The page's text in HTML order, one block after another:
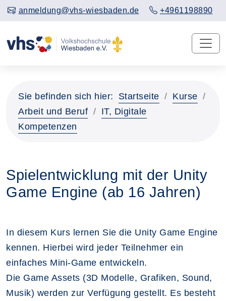
anmeldung@vhs-wiesbaden.de +4961198890
Sie befinden sich hier: Startseite
Kurse
Arbeit und Beruf
IT, Digitale
Kompetenzen
Spielentwicklung mit der Unity
Game Engine (ab 16 Jahren)
In diesem Kurs lernen Sie die Unity Game Engine
kennen. Hierbei wird jeder Teilnehmer ein
einfaches Mini-Game entwickeln.
Die Game Assets (3D Modelle, Grafiken, Sound,
Musik) werden zur Verfügung gestellt. Es besteht